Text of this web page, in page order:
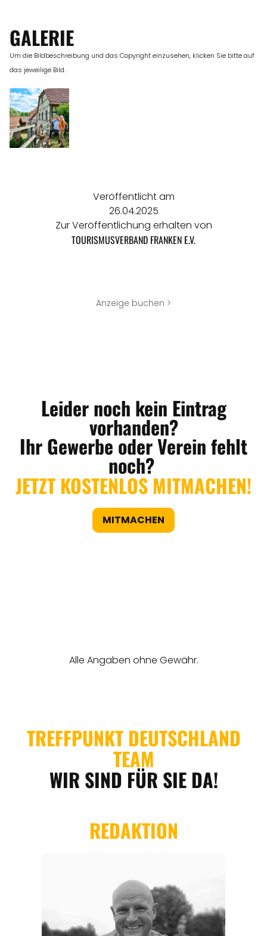
GALERIE
Um die Bildbeschreibung und das Copyright einzusehen, klicken Sie bitte auf
das jeweilige Bild.
Veröffentlicht am
26.04.2025
Zur Veröffentlichung erhalten von
TOURISMUSVERBAND FRANKEN E.V.
Anzeige buchen >
Leider noch kein Eintrag
vorhanden?
Ihr Gewerbe oder Verein fehlt
noch?
JETZT KOSTENLOS MITMACHEN!
MITMACHEN